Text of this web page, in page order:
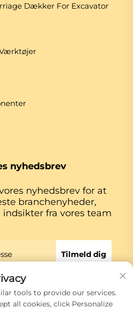
Dækker For Excavator
nyhedsbrev
nyhedsbrev for at
branchenyheder,
fra vores team
Tilmeld dig
Machine Co.,ltd.
tools to provide our services.
all cookies, click Personalize